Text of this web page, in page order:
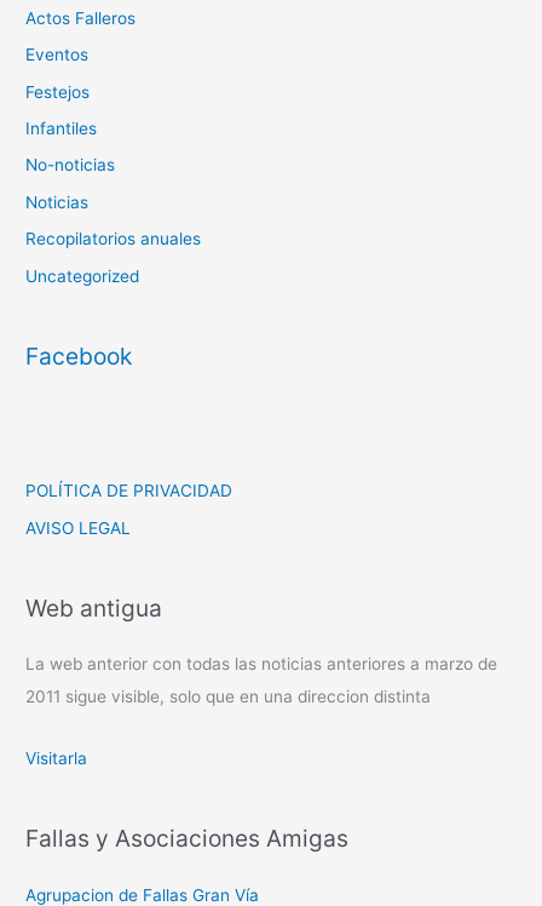
Actos Falleros
Eventos
Festejos
Infantiles
No-noticias
Noticias
Recopilatorios anuales
Uncategorized
Facebook
POLÍTICA DE PRIVACIDAD
AVISO LEGAL
Web antigua
La web anterior con todas las noticias anteriores a marzo de
2011 sigue visible, solo que en una direccion distinta
Visitarla
Fallas y Asociaciones Amigas
Agrupacion de Fallas Gran Vía